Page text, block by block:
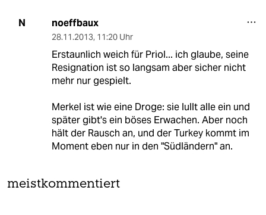
N noeffbaux
28.11.2013, 11:20 Uhr
Erstaunlich weich für Priol... ich glaube, seine
Resignation ist so langsam aber sicher nicht
mehr nur gespielt.
Merkel ist wie eine Droge: sie lullt alle ein und
später gibt's ein böses Erwachen. Aber noch
hält der Rausch an, und der Turkey kommt im
Moment eben nur in den "Südländern" an.
meistkommentiert